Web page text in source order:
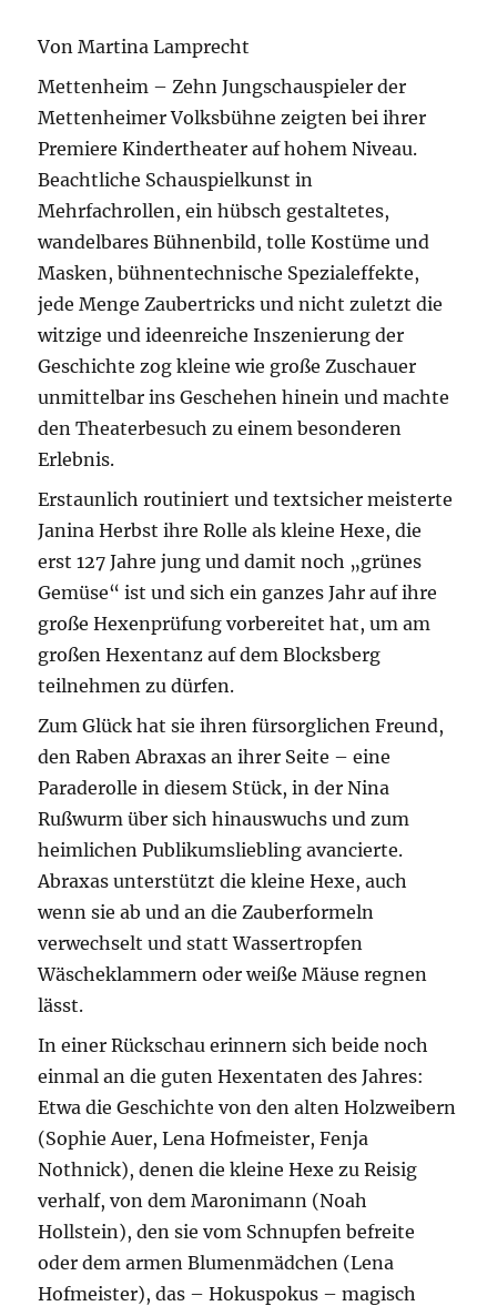
Von Martina Lamprecht
Mettenheim – Zehn Jungschauspieler der
Mettenheimer Volksbühne zeigten bei ihrer
Premiere Kindertheater auf hohem Niveau.
Beachtliche Schauspielkunst in
Mehrfachrollen, ein hübsch gestaltetes,
wandelbares Bühnenbild, tolle Kostüme und
Masken, bühnentechnische Spezialeffekte,
jede Menge Zaubertricks und nicht zuletzt die
witzige und ideenreiche Inszenierung der
Geschichte zog kleine wie große Zuschauer
unmittelbar ins Geschehen hinein und machte
den Theaterbesuch zu einem besonderen
Erlebnis.
Erstaunlich routiniert und textsicher meisterte
Janina Herbst ihre Rolle als kleine Hexe, die
erst 127 Jahre jung und damit noch „grünes
Gemüse“ ist und sich ein ganzes Jahr auf ihre
große Hexenprüfung vorbereitet hat, um am
großen Hexentanz auf dem Blocksberg
teilnehmen zu dürfen.
Zum Glück hat sie ihren fürsorglichen Freund,
den Raben Abraxas an ihrer Seite – eine
Paraderolle in diesem Stück, in der Nina
Rußwurm über sich hinauswuchs und zum
heimlichen Publikumsliebling avancierte.
Abraxas unterstützt die kleine Hexe, auch
wenn sie ab und an die Zauberformeln
verwechselt und statt Wassertropfen
Wäscheklammern oder weiße Mäuse regnen
lässt.
In einer Rückschau erinnern sich beide noch
einmal an die guten Hexentaten des Jahres:
Etwa die Geschichte von den alten Holzweibern
(Sophie Auer, Lena Hofmeister, Fenja
Nothnick), denen die kleine Hexe zu Reisig
verhalf, von dem Maronimann (Noah
Hollstein), den sie vom Schnupfen befreite
oder dem armen Blumenmädchen (Lena
Hofmeister), das – Hokuspokus – magisch